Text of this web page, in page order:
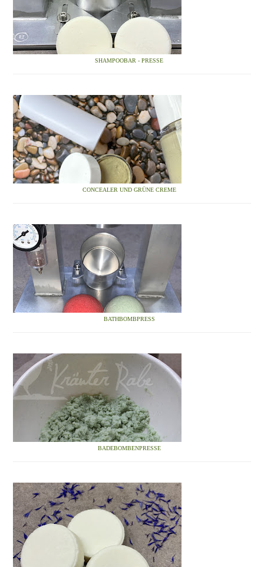
SHAMPOOBAR - PRESSE
CONCEALER UND GRÜNE CREME
BATHBOMBPRESS
BADEBOMBENPRESSE